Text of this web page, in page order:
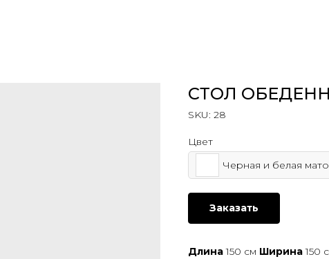
СТОЛ
SKU: 28
Цвет
Черная и белая
Заказать
Длина150 см Ширина150